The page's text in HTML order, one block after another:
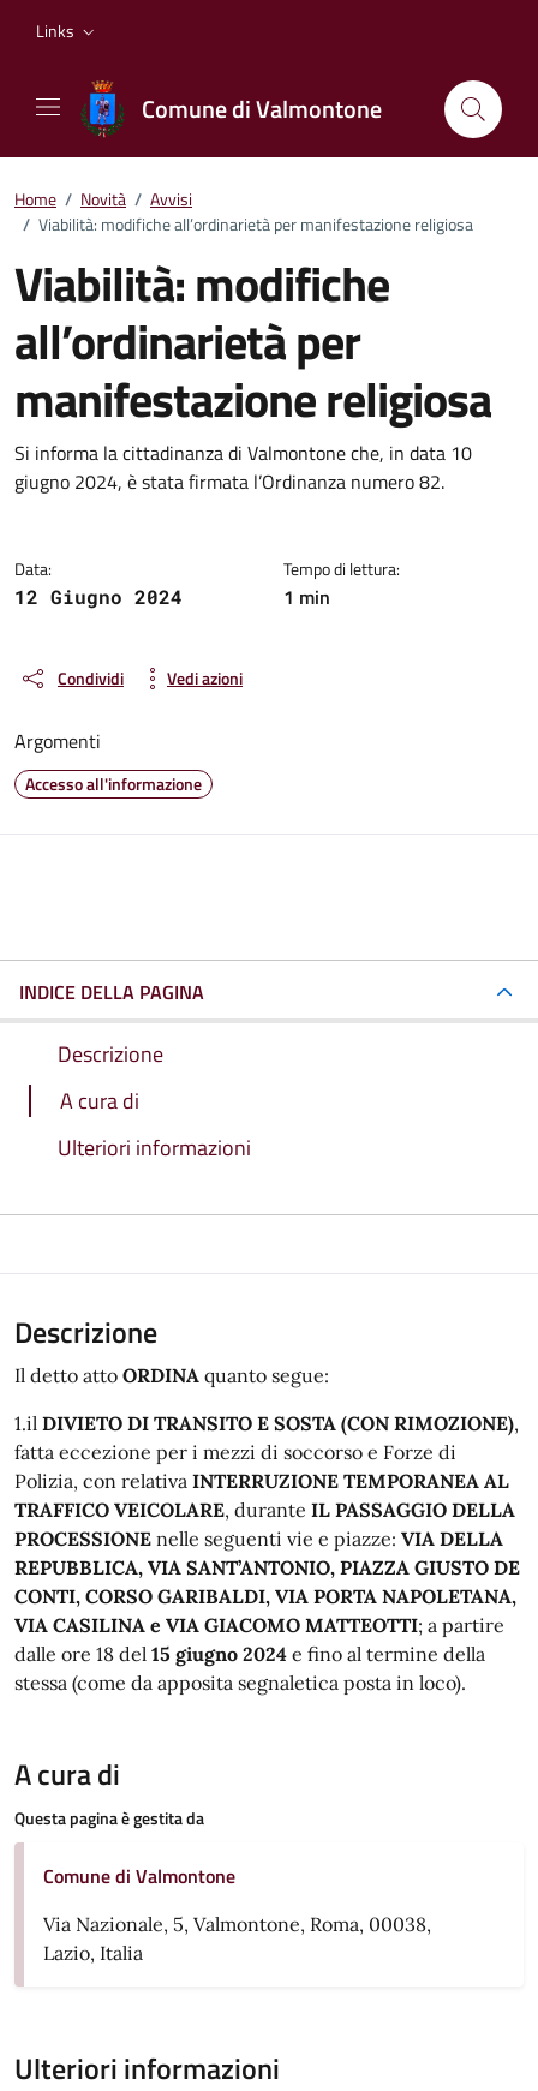
Links
Comune di Valmontone
Home / Novità / Avvisi
/ Viabilità: modifiche all’ordinarietà per manifestazione religiosa
Viabilità: modifiche
all’ordinarietà per
manifestazione religiosa
Dettagli della notizia
Si informa la cittadinanza di Valmontone che, in data 10
giugno 2024, è stata firmata l’Ordinanza numero 82.
Data:
12 Giugno 2024
Tempo di lettura:
1 min
Condividi Vedi azioni
Argomenti
Accesso all'informazione
INDICE DELLA PAGINA
Descrizione
A cura di
Ulteriori informazioni
Descrizione
Il detto atto ORDINA quanto segue:
1.il DIVIETO DI TRANSITO E SOSTA (CON RIMOZIONE),
fatta eccezione per i mezzi di soccorso e Forze di
Polizia, con relativa INTERRUZIONE TEMPORANEA AL
TRAFFICO VEICOLARE, durante IL PASSAGGIO DELLA
PROCESSIONE nelle seguenti vie e piazze: VIA DELLA
REPUBBLICA, VIA SANT’ANTONIO, PIAZZA GIUSTO DE
CONTI, CORSO GARIBALDI, VIA PORTA NAPOLETANA,
VIA CASILINA e VIA GIACOMO MATTEOTTI; a partire
dalle ore 18 del 15 giugno 2024 e fino al termine della
stessa (come da apposita segnaletica posta in loco).
A cura di
Questa pagina è gestita da
Comune di Valmontone
Via Nazionale, 5, Valmontone, Roma, 00038,
Lazio, Italia
Ulteriori informazioni